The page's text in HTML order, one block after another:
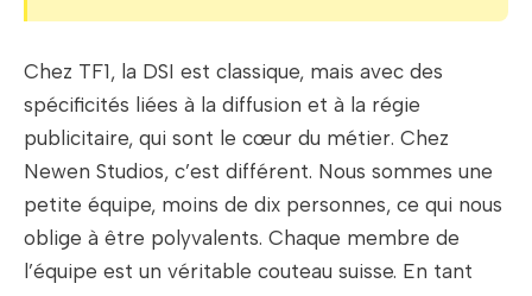
Chez TF1, la DSI est classique, mais avec des
spécificités liées à la diffusion et à la régie
publicitaire, qui sont le cœur du métier. Chez
Newen Studios, c’est différent. Nous sommes une
petite équipe, moins de dix personnes, ce qui nous
oblige à être polyvalents. Chaque membre de
l’équipe est un véritable couteau suisse. En tant